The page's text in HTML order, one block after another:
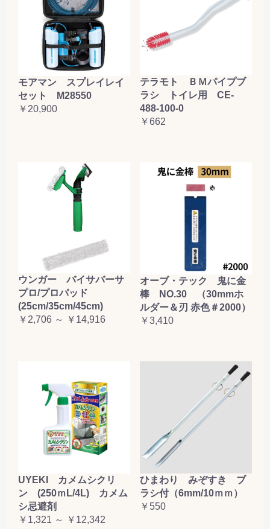
モアマン スプレイレイ
セット M28550
￥20,900
テラモト ＢＭパイプブ
ラシ トイレ用 CE-
488-100-0
￥662
ウンガー バイサバーサ
プロ/プロパッド
(25cm/35cm/45cm)
￥2,706 ～ ￥14,916
オーブ・テック 鬼に金
棒 NO.30 （30mmホ
ルダー＆刃 赤色＃2000）
￥3,410
UYEKI カメムシクリ
ン (250ｍL/4L) カメム
シ忌避剤
￥1,321 ～ ￥12,342
ひまわり みぞすき ブ
ラシ付（6mm/10ｍｍ）
￥550